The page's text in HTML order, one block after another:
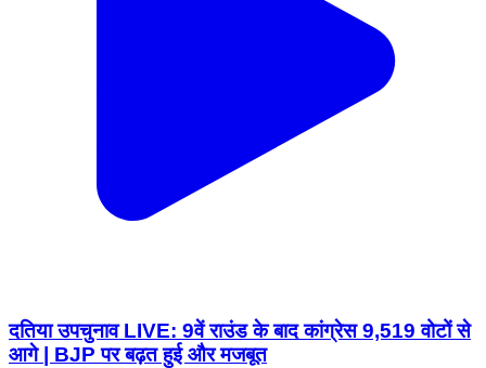
दतिया उपचुनाव LIVE: 9वें राउंड के बाद कांग्रेस 9,519 वोटों से
आगे | BJP पर बढ़त हुई और मजबूत